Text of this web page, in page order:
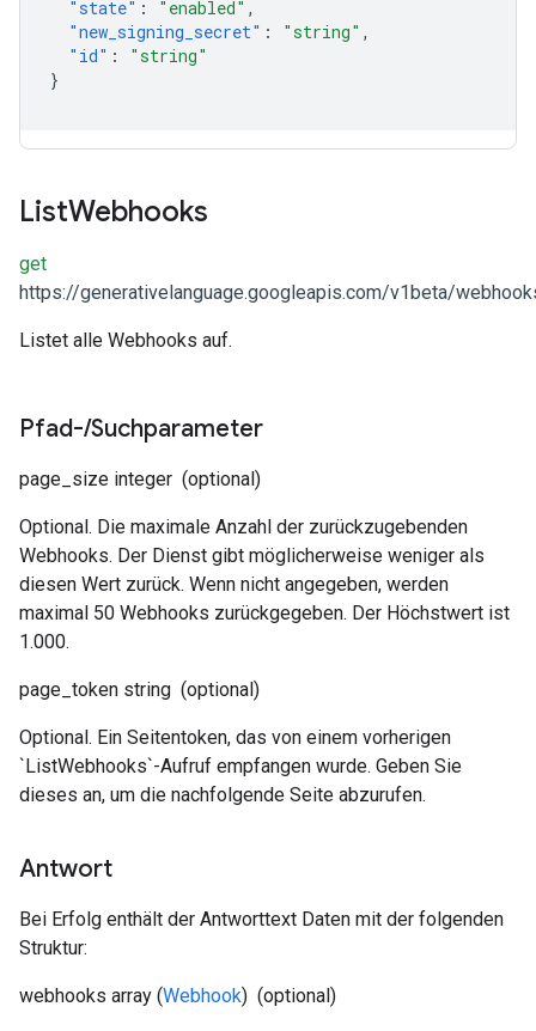
"state" : "enabled" ,
"new_signing_secret" : "string" ,
"id" :
"string"
}
ListWebhooks
get
https://generativelanguage.googleapis.com/v1beta/
Listet alle Webhooks auf.
Pfad-/Suchparameter
page_size integer (optional)
Optional. Die maximale Anzahl der zurückzugebenden
Webhooks. Der Dienst gibt möglicherweise weniger als
diesen Wert zurück. Wenn nicht angegeben, werden
maximal 50 Webhooks zurückgegeben. Der Höchstwert ist
1.000.
page_token string (optional)
Optional. Ein Seitentoken, das von einem vorherigen
`ListWebhooks`-Aufruf empfangen wurde. Geben Sie
dieses an, um die nachfolgende Seite abzurufen.
Antwort
Bei Erfolg enthält der Antworttext Daten mit der folgenden
Struktur:
webhooks array (Webhook) (optional)